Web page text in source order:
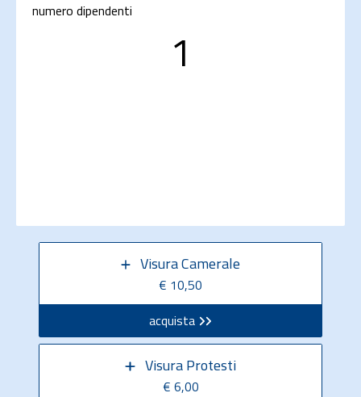
numero dipendenti
1
Visura Camerale
€ 10,50
acquista
Visura Protesti
€ 6,00